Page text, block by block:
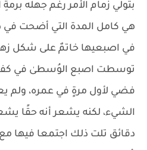
بتولي زمام الأمر رغم جهله برمةِ
هي كامل المدة التي أضحت في
في اصبعيها خاتمٌ على شكل
توسطت اصبع الوُسطىٰ في
فضي لأول مرةٍ في عمره، ولم
الشيء، لكنه يشعر أنه حقًا
دقائق تلت ذلك اجتمعا